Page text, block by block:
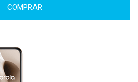
COMPRAR